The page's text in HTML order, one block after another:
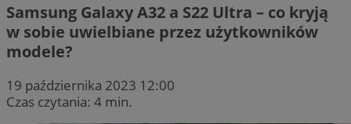
Samsung Galaxy A32 a S22 Ultra – co kryją
w sobie uwielbiane przez użytkowników
modele?
19 października 2023 12:00
Czas czytania: 4 min.